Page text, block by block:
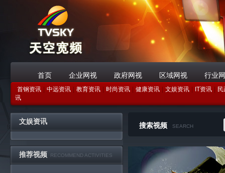
首页 企业网视 政府网视 区域网视 行业
战略合作伙伴
首钢资讯 中远资讯 教育资讯 时尚资讯 健康资讯 文娱资讯 IT资讯
讯
文娱资讯
推荐视频 RECOMMEND ACTIVITIES
搜索视频 SEARCH